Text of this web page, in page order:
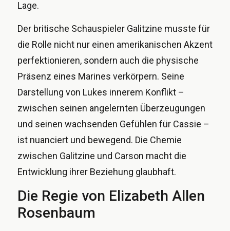
Lage.
Der britische Schauspieler Galitzine musste für
die Rolle nicht nur einen amerikanischen Akzent
perfektionieren, sondern auch die physische
Präsenz eines Marines verkörpern. Seine
Darstellung von Lukes innerem Konflikt –
zwischen seinen angelernten Überzeugungen
und seinen wachsenden Gefühlen für Cassie –
ist nuanciert und bewegend. Die Chemie
zwischen Galitzine und Carson macht die
Entwicklung ihrer Beziehung glaubhaft.
Die Regie von Elizabeth Allen
Rosenbaum